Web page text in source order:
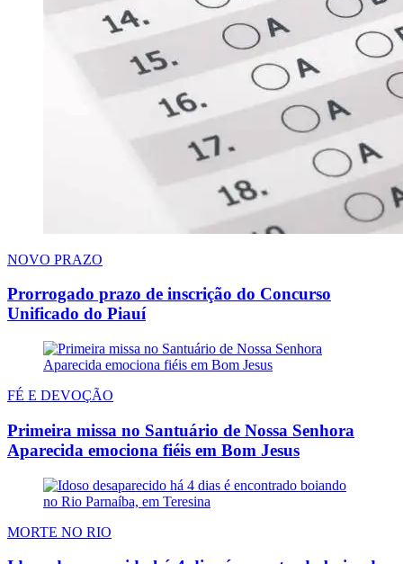
NOVO PRAZO
Prorrogado prazo de inscrição do Concurso
Unificado do Piauí
FÉ E DEVOÇÃO
Primeira missa no Santuário de Nossa Senhora
Aparecida emociona fiéis em Bom Jesus
MORTE NO RIO